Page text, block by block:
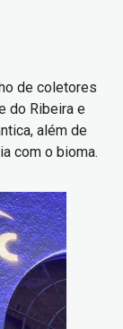
de coletores
do Ribeira e
além de
com o bioma.